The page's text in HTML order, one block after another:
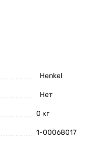
Henkel
Нет
0 кг
1-00068017